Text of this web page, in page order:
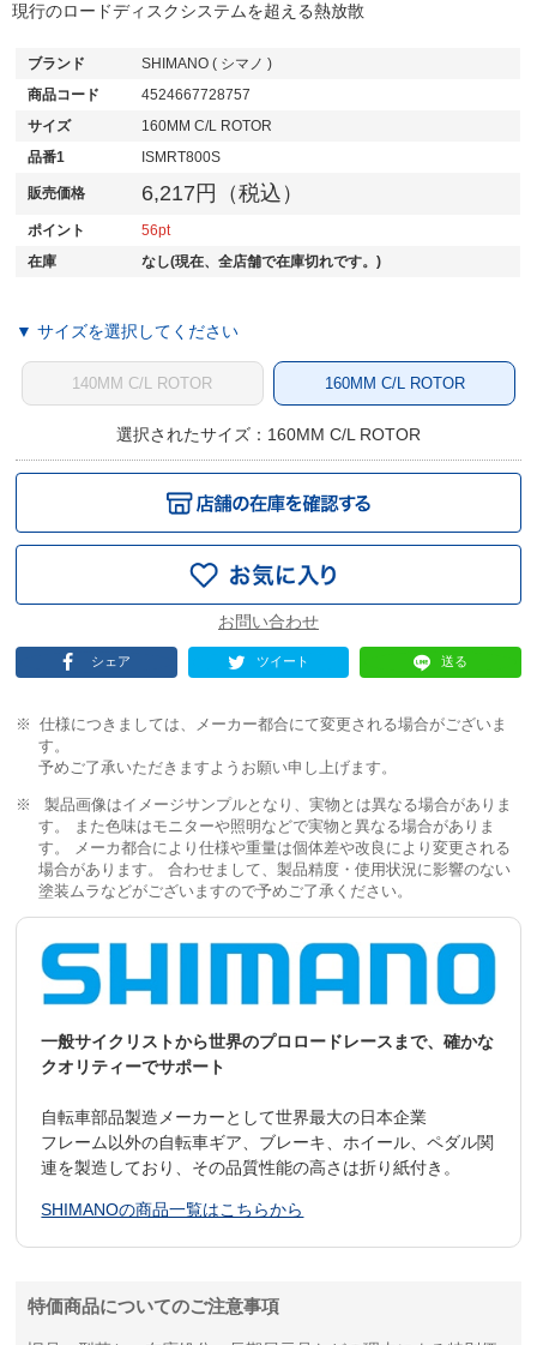
現行のロードディスクシステムを超える熱放散
ブランド
SHIMANO ( シマノ )
商品コード
4524667728757
サイズ
160MM C/L ROTOR
品番1
ISMRT800S
販売価格 6,217円（税込）
ポイント
56
在庫
なし(現在、全店舗で在庫切れです。)
▼ サイズを選択してください
140MM C/L ROTOR 160MM C/L ROTOR
選択されたサイズ：160MM C/L ROTOR
シェア ツイート 送る
仕様につきましては、メーカー都合にて変更される場合がございま
す。
予めご了承いただきますようお願い申し上げます。
製品画像はイメージサンプルとなり、実物とは異なる場合がありま
す。 また色味はモニターや照明などで実物と異なる場合がありま
す。 メーカ都合により仕様や重量は個体差や改良により変更される
場合があります。 合わせまして、製品精度・使用状況に影響のない
塗装ムラなどがございますので予めご了承ください。
一般サイクリストから世界のプロロードレースまで、確かな
クオリティーでサポート
自転車部品製造メーカーとして世界最大の日本企業
フレーム以外の自転車ギア、ブレーキ、ホイール、ペダル関
連を製造しており、その品質性能の高さは折り紙付き。
SHIMANOの商品一覧はこちらから
特価商品についてのご注意事項